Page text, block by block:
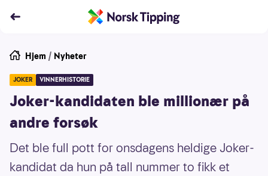
Hjem / Nyheter
JOKER VINNERHISTORIE
Joker-kandidaten ble millionær på
andre forsøk
Det ble full pott for onsdagens heldige Joker-
kandidat da hun på tall nummer to fikk et